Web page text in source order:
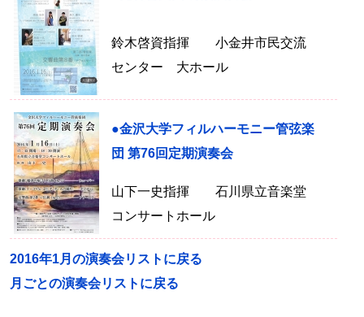
鈴木啓資指揮 小金井市民交流
センター 大ホール
●金沢大学フィルハーモニー管弦楽
団 第76回定期演奏会
山下一史指揮 石川県立音楽堂
コンサートホール
2016年1月の演奏会リストに戻る
月ごとの演奏会リストに戻る